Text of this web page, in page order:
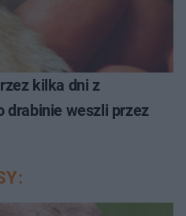
kilka dni z
drabinie weszli przez